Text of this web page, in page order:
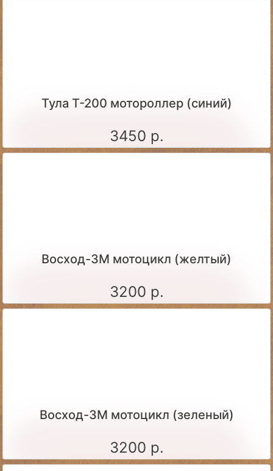
Тула Т-200 мотороллер (синий)
3450 р.
Восход-3М мотоцикл (желтый)
3200 р.
Восход-3М мотоцикл (зеленый)
3200 р.